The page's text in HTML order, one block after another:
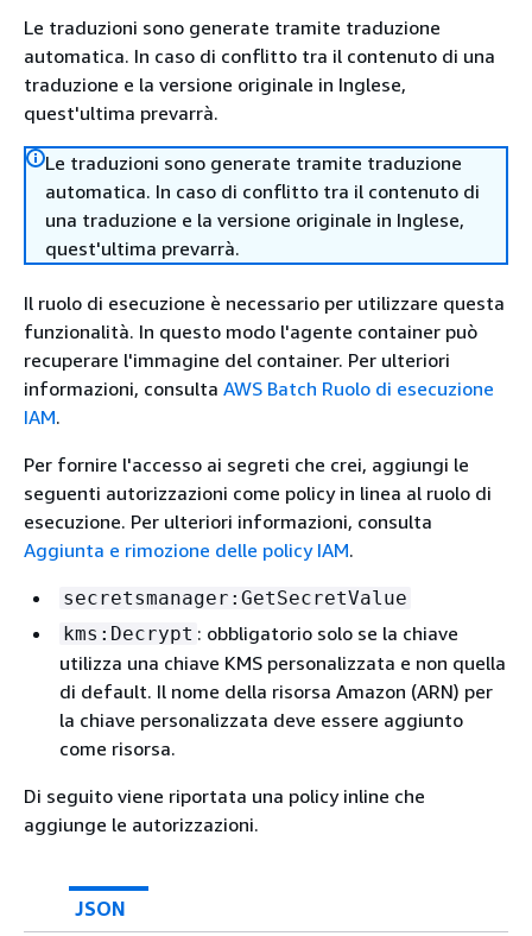
Le traduzioni sono generate tramite traduzione
automatica. In caso di conflitto tra il contenuto di una
traduzione e la versione originale in Inglese,
quest'ultima prevarrà.
Le traduzioni sono generate tramite traduzione
automatica. In caso di conflitto tra il contenuto di
una traduzione e la versione originale in Inglese,
quest'ultima prevarrà.
Il ruolo di esecuzione è necessario per utilizzare questa
funzionalità. In questo modo l'agente container può
recuperare l'immagine del container. Per ulteriori
informazioni, consulta AWS Batch Ruolo di esecuzione
IAM.
Per fornire l'accesso ai segreti che crei, aggiungi le
seguenti autorizzazioni come policy in linea al ruolo di
esecuzione. Per ulteriori informazioni, consulta
Aggiunta e rimozione delle policy IAM.
secretsmanager:GetSecretValue
kms:Decrypt : obbligatorio solo se la chiave
utilizza una chiave KMS personalizzata e non quella
di default. Il nome della risorsa Amazon (ARN) per
la chiave personalizzata deve essere aggiunto
come risorsa.
Di seguito viene riportata una policy inline che
aggiunge le autorizzazioni.
JSON